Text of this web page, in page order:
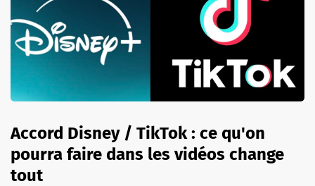
Accord Disney / TikTok : ce qu'on
pourra faire dans les vidéos change
tout